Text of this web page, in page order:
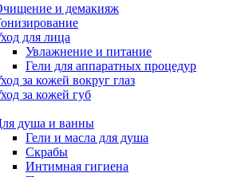
и демакияж
для лица
Увлажнение и питание
Гели для аппаратных процедур
за кожей вокруг глаз
за кожей губ
душа и ванны
Гели и масла для душа
Скрабы
Интимная гигиена